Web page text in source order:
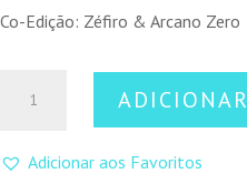
Co-Edição: Zéfiro & Arcano Zero
Tradição
ADICIONAR
Adicionar aos Favoritos